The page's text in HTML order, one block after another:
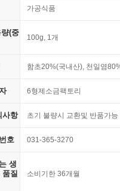
가공식품
(중
100g, 1개
함초20%(국내산), 천일염
6형제소금팩토리
사항 초기 불량시 교환및 반품가능
호 031-365-3270
생
품질
소비기한 36개월